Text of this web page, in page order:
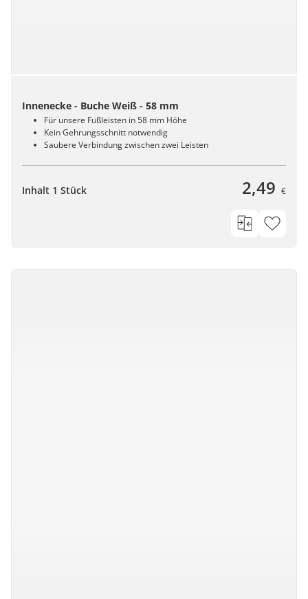
Innenecke - Buche Weiß - 58 mm
Für unsere Fußleisten in 58 mm Höhe
Kein Gehrungsschnitt notwendig
Saubere Verbindung zwischen zwei Leisten
Inhalt 1 Stück 2,49 €